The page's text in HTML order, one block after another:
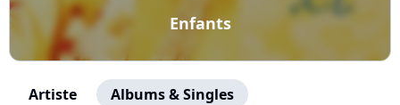
Enfants
Artiste Albums & Singles